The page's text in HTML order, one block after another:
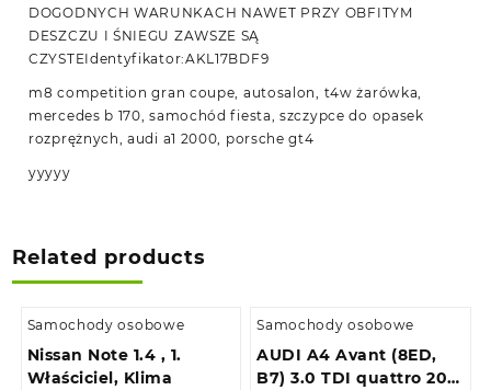
DOGODNYCH WARUNKACH NAWET PRZY OBFITYM
DESZCZU I ŚNIEGU ZAWSZE SĄ
CZYSTEIdentyfikator:AKL17BDF9
m8 competition gran coupe, autosalon, t4w żarówka,
mercedes b 170, samochód fiesta, szczypce do opasek
rozprężnych, audi a1 2000, porsche gt4
yyyyy
Related products
Samochody osobowe
Nissan Note 1.4 , 1.
Właściciel, Klima
Samochody osobowe
AUDI A4 Avant (8ED,
B7) 3.0 TDI quattro 204